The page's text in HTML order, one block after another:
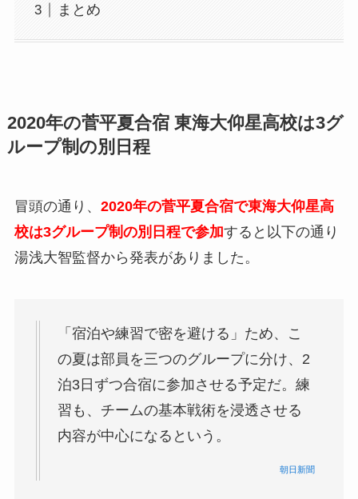
まとめ
2020年の菅平夏合宿 東海大仰星高校は3グ
ループ制の別日程
冒頭の通り、 2020年の菅平夏合宿で東海大仰星高
校は3グループ制の別日程で参加すると以下の通り
湯浅大智監督から発表がありました。
「宿泊や練習で密を避ける」ため、こ
の夏は部員を三つのグループに分け、2
泊3日ずつ合宿に参加させる予定だ。練
習も、チームの基本戦術を浸透させる
内容が中心になるという。
朝日新聞